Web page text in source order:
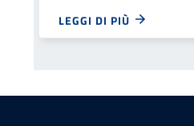
LEGGI DI PIÙ